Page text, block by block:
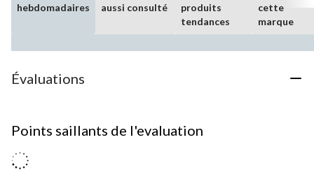
hebdomadaires
aussi consulté
produits
tendances
cette
marque
Évaluations
Points saillants de l'evaluation